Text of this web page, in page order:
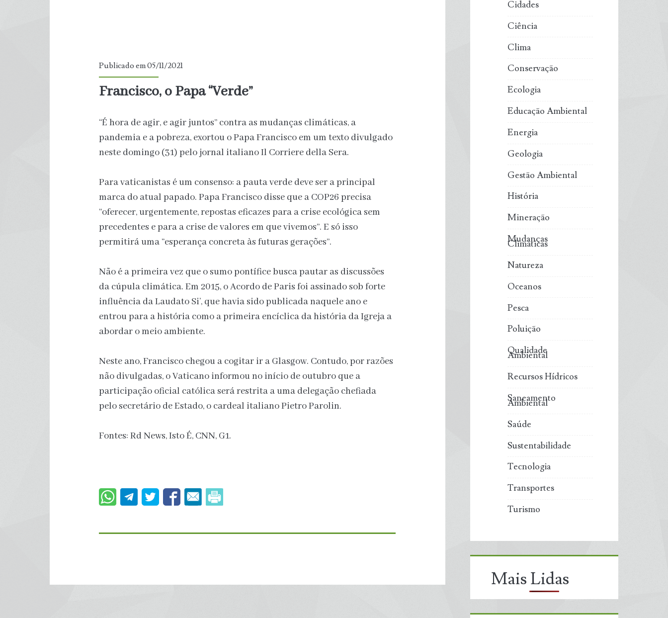
Publicado em 05/11/2021
Francisco, o Papa “Verde”
“É hora de agir, e agir juntos” contra as mudanças climáticas, a
pandemia e a pobreza, exortou o Papa Francisco em um texto divulgado
neste domingo (31) pelo jornal italiano Il Corriere della Sera.
Para vaticanistas é um consenso: a pauta verde deve ser a principal
marca do atual papado. Papa Francisco disse que a COP26 precisa
“oferecer, urgentemente, repostas eficazes para a crise ecológica sem
precedentes e para a crise de valores em que vivemos”. E só isso
permitirá uma “esperança concreta às futuras gerações”.
Não é a primeira vez que o sumo pontífice busca pautar as discussões
da cúpula climática. Em 2015, o Acordo de Paris foi assinado sob forte
influência da Laudato Si’, que havia sido publicada naquele ano e
entrou para a história como a primeira encíclica da história da Igreja a
abordar o meio ambiente.
Neste ano, Francisco chegou a cogitar ir a Glasgow. Contudo, por razões
não divulgadas, o Vaticano informou no início de outubro que a
participação oficial católica será restrita a uma delegação chefiada
pelo secretário de Estado, o cardeal italiano Pietro Parolin.
Fontes: Rd News, Isto É, CNN, G1.
Cidades
Ciência
Clima
Conservação
Ecologia
Educação Ambiental
Energia
Geologia
Gestão Ambiental
História
Mineração
Mudanças
Climáticas
Natureza
Oceanos
Pesca
Poluição
Qualidade
Ambiental
Recursos Hídricos
Saneamento
Ambiental
Saúde
Sustentabilidade
Tecnologia
Transportes
Turismo
Mais Lidas